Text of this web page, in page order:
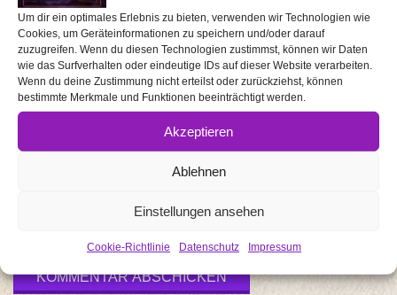
Um dir ein optimales Erlebnis zu bieten, verwenden wir Technologien wie
Cookies, um Geräteinformationen zu speichern und/oder darauf
zuzugreifen. Wenn du diesen Technologien zustimmst, können wir Daten
wie das Surfverhalten oder eindeutige IDs auf dieser Website verarbeiten.
Wenn du deine Zustimmung nicht erteilst oder zurückziehst, können
bestimmte Merkmale und Funktionen beeinträchtigt werden.
Akzeptieren
Ablehnen
Einstellungen ansehen
Cookie-Richtlinie Datenschutz Impressum
Name*
E-Mail-